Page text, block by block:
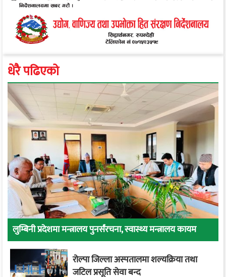
धेरै पढिएको
लुम्बिनी प्रदेशमा मन्त्रालय पुनर्संरचना, स्वास्थ्य मन्त्रालय कायम
रोल्पा जिल्ला अस्पतालमा शल्यक्रिया तथा
जटिल प्रसूति सेवा बन्द